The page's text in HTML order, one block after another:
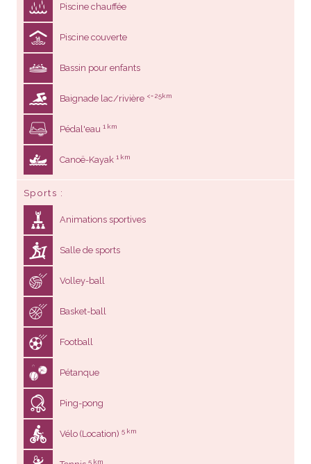
Piscine chauffée
Piscine couverte
Bassin pour enfants
Baignade lac/rivière <= 25km
Pédal'eau 1 km
Canoë-Kayak 1 km
Sports
Animations sportives
Salle de sports
Volley-ball
Basket-ball
Football
Pétanque
Ping-pong
Vélo (Location) 5 km
5 km